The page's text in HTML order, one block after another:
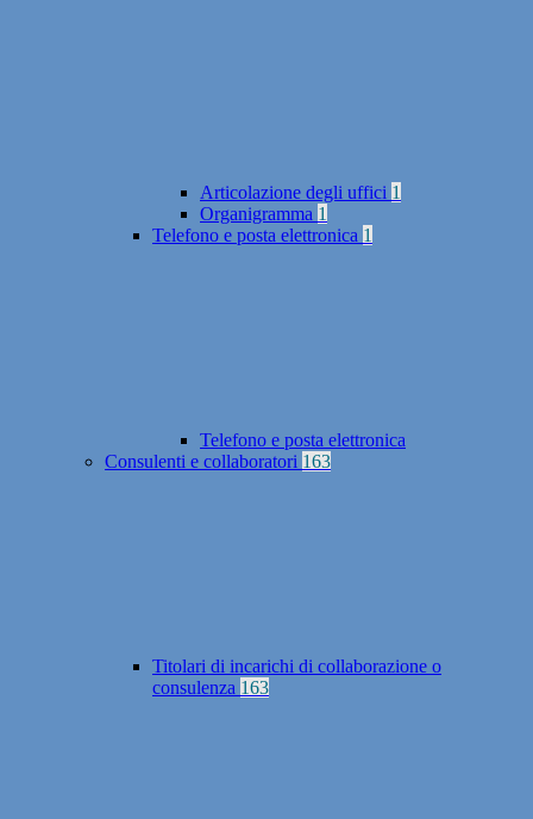
Articolazione degli uffici 1
Organigramma 1
Telefono e posta elettronica 1
Telefono e posta elettronica
Consulenti e collaboratori 163
Titolari di incarichi di collaborazione o
consulenza 163